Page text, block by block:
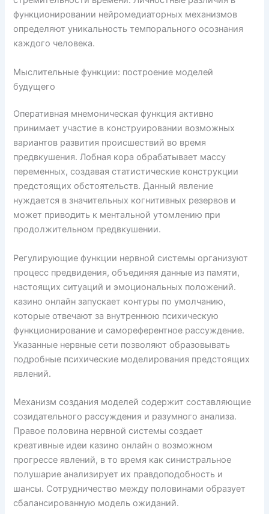
функционировании нейромедиаторных механизмов
определяют уникальность темпорального осознания
каждого человека.
Мыслительные функции: построение моделей
будущего
Оперативная мнемоническая функция активно
принимает участие в конструировании возможных
вариантов развития происшествий во время
предвкушения. Лобная кора обрабатывает массу
переменных, создавая статистические конструкции
предстоящих обстоятельств. Данный явление
нуждается в значительных когнитивных резервов и
может приводить к ментальной утомлению при
продолжительном предвкушении.
Регулирующие функции нервной системы организуют
процесс предвидения, объединяя данные из памяти,
настоящих ситуаций и эмоциональных положений.
казино онлайн запускает контуры по умолчанию,
которые отвечают за внутреннюю психическую
функционирование и самореферентное рассуждение.
Указанные нервные сети позволяют образовывать
подробные психические моделирования предстоящих
явлений.
Механизм создания моделей содержит составляющие
созидательного рассуждения и разумного анализа.
Правое половина нервной системы создает
креативные идеи казино онлайн о возможном
прогрессе явлений, в то время как синистральное
полушарие анализирует их правдоподобность и
шансы. Сотрудничество между половинами образует
сбалансированную модель ожиданий.